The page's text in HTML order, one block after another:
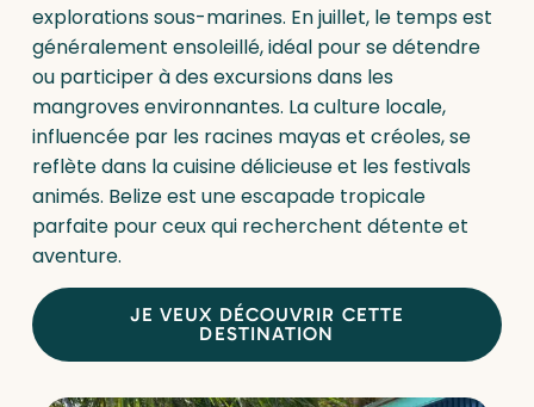
explorations sous-marines. En juillet, le temps est
généralement ensoleillé, idéal pour se détendre
ou participer à des excursions dans les
mangroves environnantes. La culture locale,
influencée par les racines mayas et créoles, se
reflète dans la cuisine délicieuse et les festivals
animés. Belize est une escapade tropicale
parfaite pour ceux qui recherchent détente et
aventure.
JE VEUX DÉCOUVRIR CETTE
DESTINATION